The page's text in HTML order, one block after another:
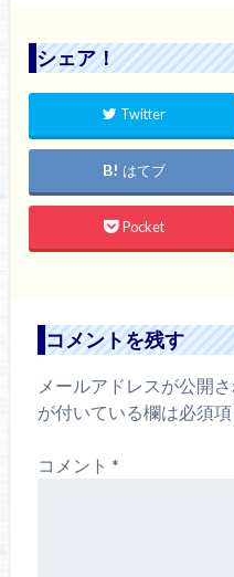
シェア！
Twitter
はてブ
Pocket
コメントを残す
メールアドレスが公開
が付いている欄は必須
コメント *